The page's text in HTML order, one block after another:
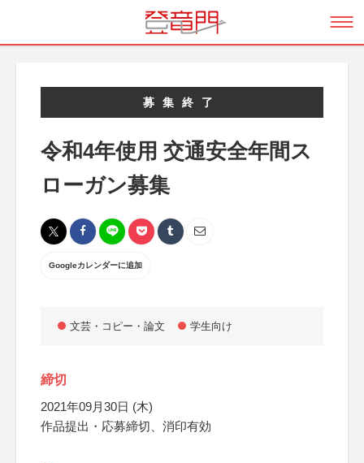
募集終了
令和4年使用 交通安全年間ス
ローガン募集
Googleカレンダーに追加
文芸・コピー・論文 学生向け
締切
2021年09月30日 (木)
作品提出・応募締切、消印有効